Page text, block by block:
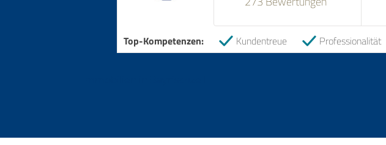
Top-Kompetenzen: Kundentreue Professionalität